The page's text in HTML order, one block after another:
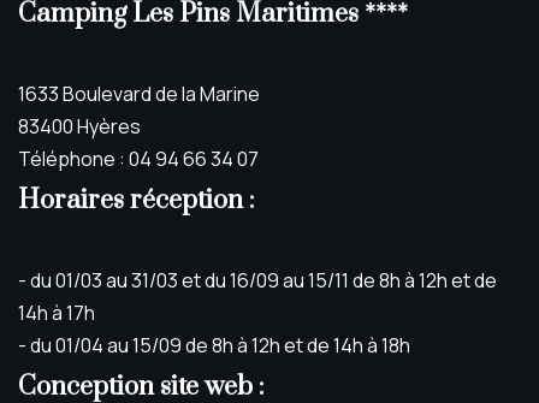
Camping Les Pins Maritimes ****
1633 Boulevard de la Marine
83400 Hyères
Téléphone : 04 94 66 34 07
Horaires réception :
- du 01/03 au 31/03 et du 16/09 au 15/11 de 8h à 12h et de
14h à 17h
- du 01/04 au 15/09 de 8h à 12h et de 14h à 18h
Conception site web :